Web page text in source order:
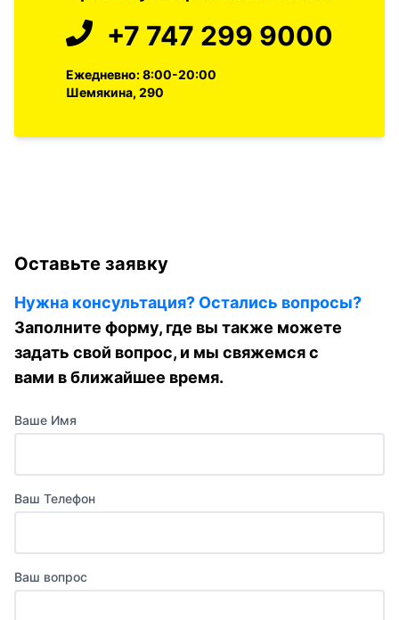
+7 747 299 9000
Ежедневно: 8:00-20:00
Шемякина, 290
Оставьте заявку
Нужна консультация? Остались вопросы?
Заполните форму, где вы также можете
задать свой вопрос, и мы свяжемся с
вами в ближайшее время.
Ваше Имя
Ваш Телефон
Ваш вопрос